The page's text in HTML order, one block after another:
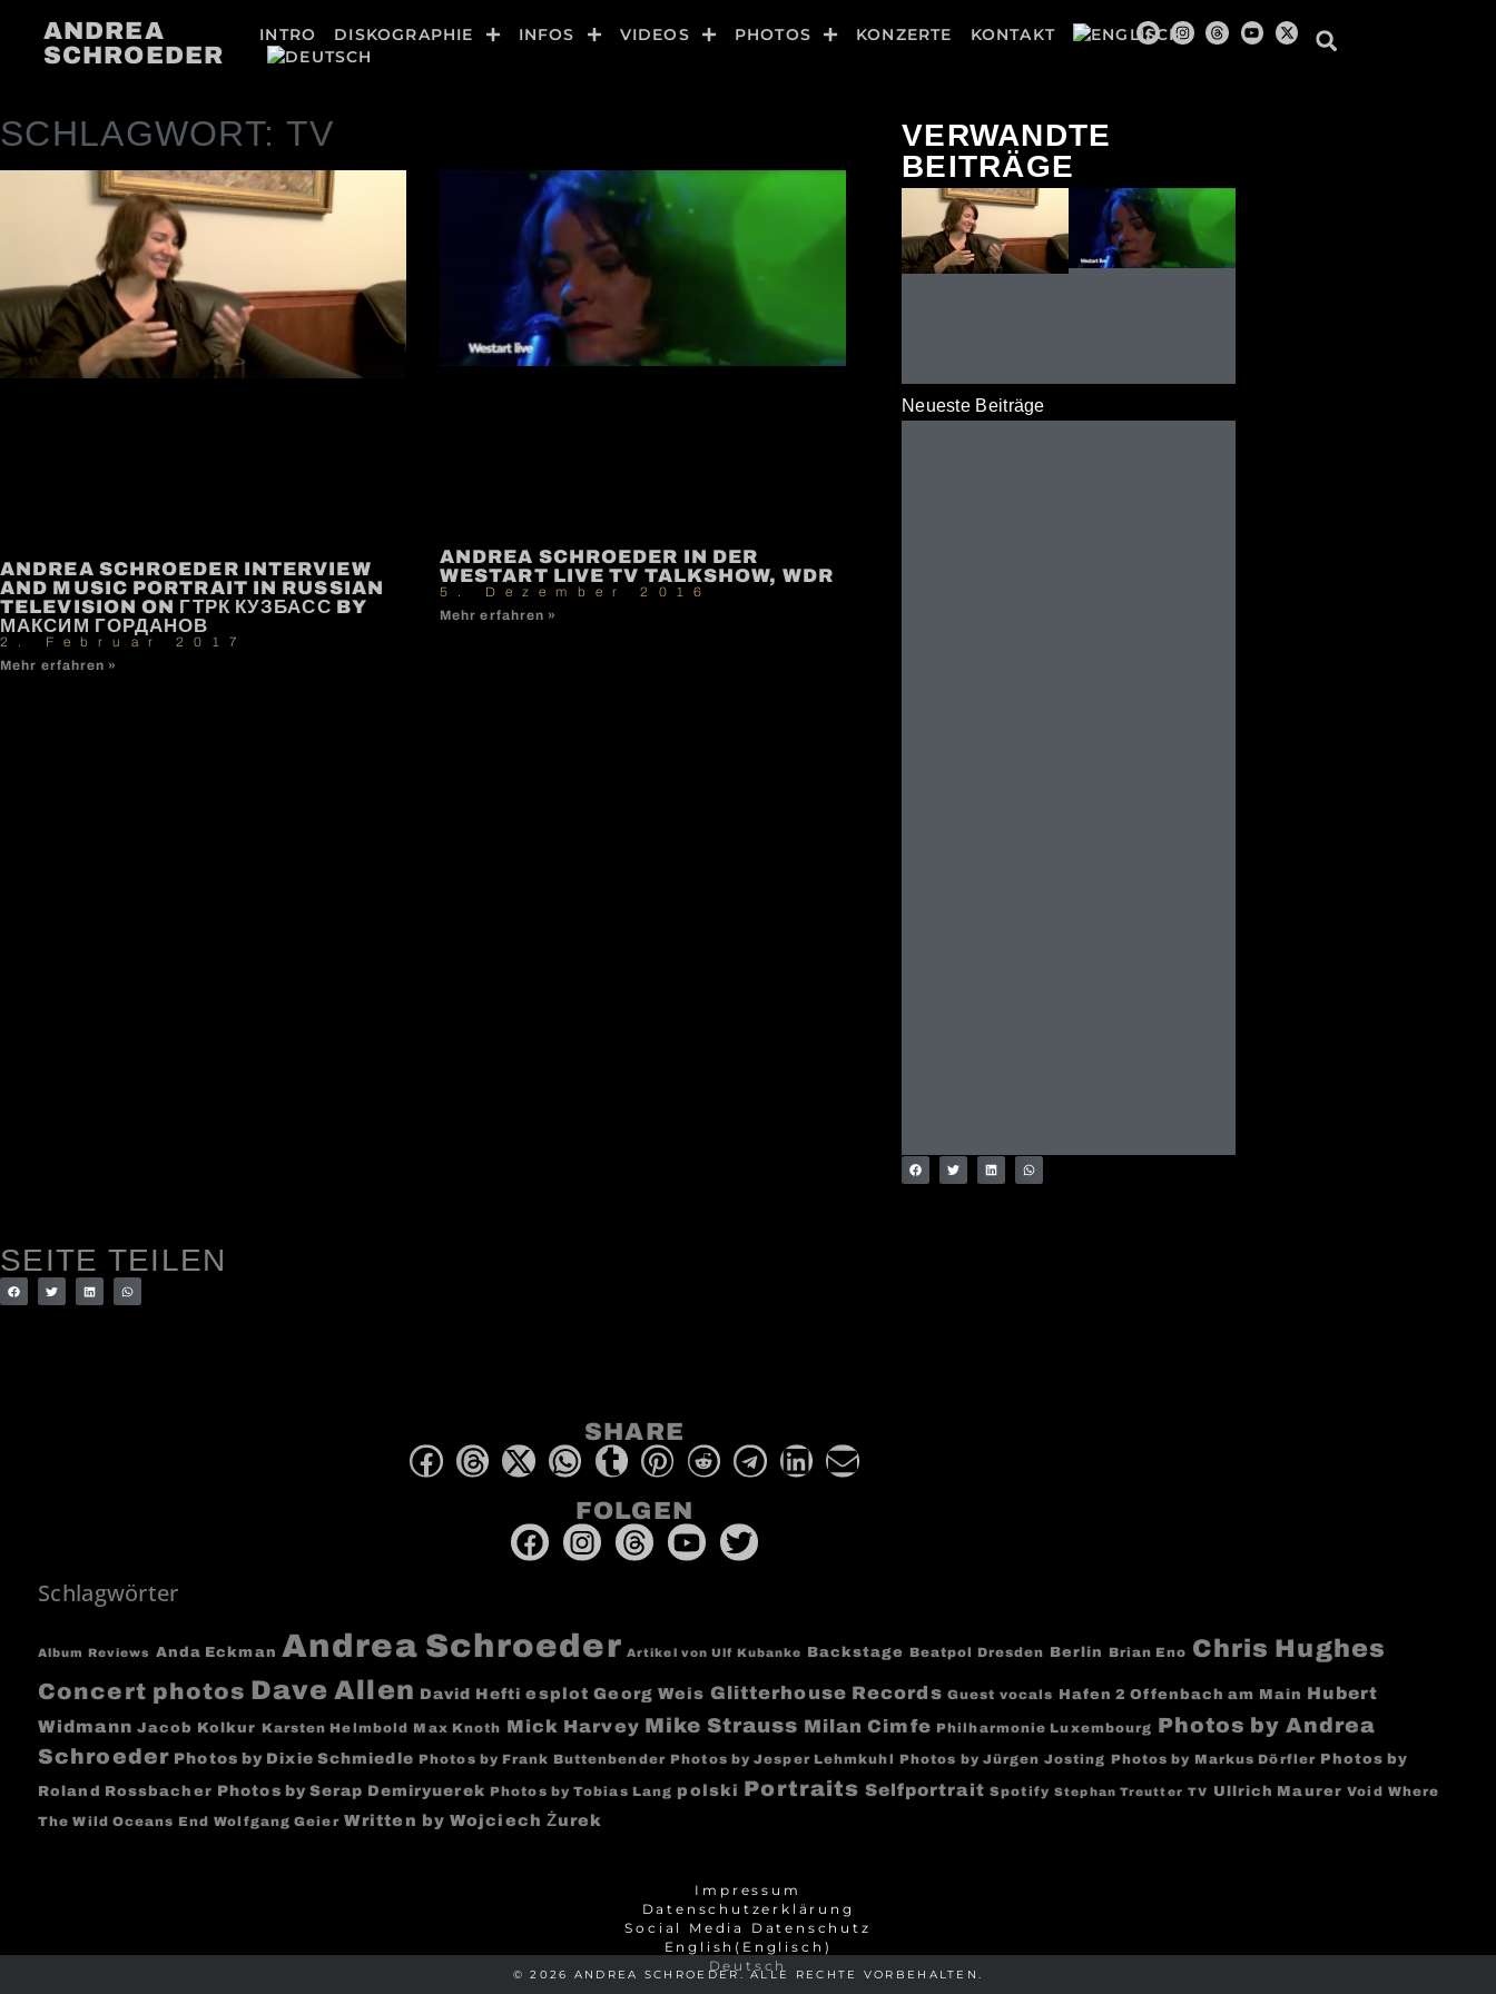
ANDREA
SCHROEDER
INTRO DISKOGRAPHIE INFOS VIDEOS PHOTOS KONZERTE KONTAKT
SCHLAGWORT: TV
ANDREA SCHROEDER INTERVIEW
AND MUSIC PORTRAIT IN RUSSIAN
TELEVISION ON ГТРК КУЗБАСС BY
МАКСИМ ГОРДАНОВ
2. Februar 2017
Mehr erfahren »
ANDREA SCHROEDER IN DER
WESTART LIVE TV TALKSHOW, WDR
5. Dezember 2016
Mehr erfahren »
VERWANDTE
BEITRÄGE
Neueste Beiträge
SEITE TEILEN
SHARE
FOLGEN
Schlagwörter
Album Reviews Anda Eckman Andrea Schroeder Artikel von Ulf Kubanke Backstage Beatpol Dresden Berlin Brian Eno Chris Hughes
Concert photos Dave Allen David Hefti esplot Georg Weis Glitterhouse Records Guest vocals Hafen 2 Offenbach am Main Hubert
Widmann Jacob Kolkur Karsten Helmbold Max Knoth Mick Harvey Mike Strauss Milan Cimfe Philharmonie Luxembourg Photos by Andrea
Schroeder Photos by Dixie Schmiedle Photos by Frank Buttenbender Photos by Jesper Lehmkuhl Photos by Jürgen Josting Photos by Markus Dörfler Photos by
Roland Rossbacher Photos by Serap Demiryuerek Photos by Tobias Lang polski Portraits Selfportrait Spotify Stephan Treutter TV Ullrich Maurer Void Where
The Wild Oceans End Wolfgang Geier Written by Wojciech Żurek
Impressum
Datenschutzerklärung
Social Media Datenschutz
English ( Englisch )
Deutsch
© 2026 ANDREA SCHROEDER. ALLE RECHTE VORBEHALTEN.